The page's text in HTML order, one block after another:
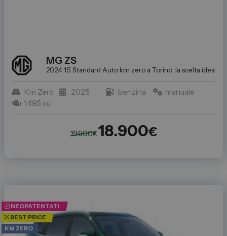
011 22 51 711
011 22 51 737
MG ZS
2024 1.5 Standard Auto km zero a Torino: la scelta ideale
Km Zero 2025 benzina
manuale
1.495 cc
19.900€ 18.900€
NEOPATENTATI
BEST PRICE
KM ZERO